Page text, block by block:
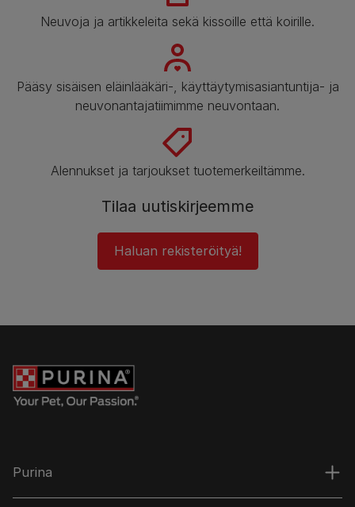
Neuvoja ja artikkeleita sekä kissoille että koirille.
Pääsy sisäisen eläinlääkäri-, käyttäytymisasiantuntija- ja
neuvonantajatiimimme neuvontaan.
Alennukset ja tarjoukset tuotemerkeiltämme.
Tilaa uutiskirjeemme
Haluan rekisteröityä!
Purina